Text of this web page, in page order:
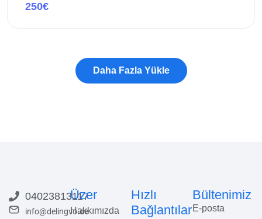
250€
04023813117
info@delingvo.de
Üzer
Hakkımızda
Hızlı
Bağlantılar
Bültenimiz
E-posta